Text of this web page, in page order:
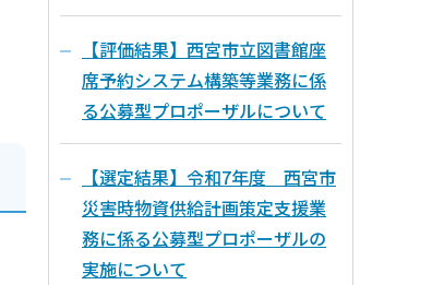
【評価結果】西宮市立図書館座
席予約システム構築等業務に係
る公募型プロポーザルについて
【選定結果】令和7年度 西宮市
災害時物資供給計画策定支援業
務に係る公募型プロポーザルの
実施について